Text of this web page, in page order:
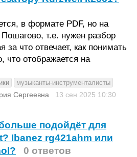
в формате PDF, но на
т.е. нужен разбор
за что отвечает, как понимать
что отображается на
музыканты-инструменталисты
Сергеевна 13 сен 2025 10:30
подойдëт для
Ibanez rg421ahm или
0 ответов